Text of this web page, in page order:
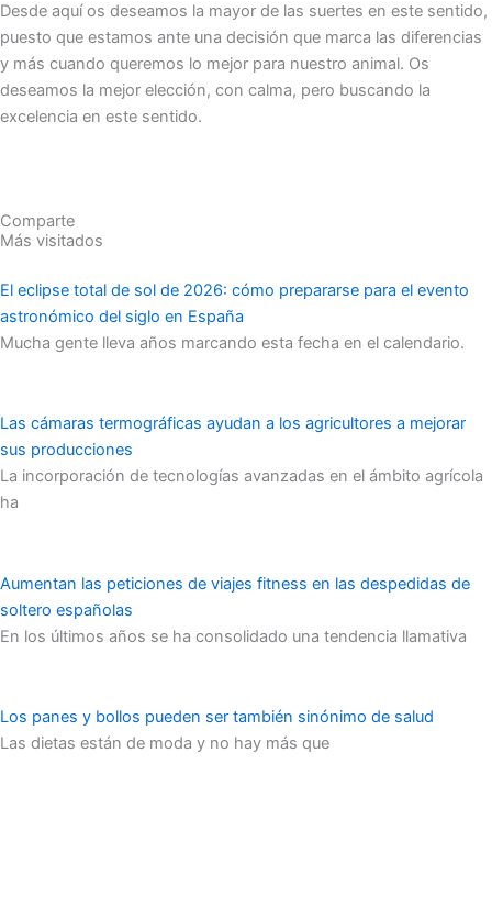
Desde aquí os deseamos la mayor de las suertes en este sentido,
puesto que estamos ante una decisión que marca las diferencias
y más cuando queremos lo mejor para nuestro animal. Os
deseamos la mejor elección, con calma, pero buscando la
excelencia en este sentido.
Comparte
Más visitados
El eclipse total de sol de 2026: cómo prepararse para el evento
astronómico del siglo en España
Mucha gente lleva años marcando esta fecha en el calendario.
Las cámaras termográficas ayudan a los agricultores a mejorar
sus producciones
La incorporación de tecnologías avanzadas en el ámbito agrícola
ha
Aumentan las peticiones de viajes fitness en las despedidas de
soltero españolas
En los últimos años se ha consolidado una tendencia llamativa
Los panes y bollos pueden ser también sinónimo de salud
Las dietas están de moda y no hay más que